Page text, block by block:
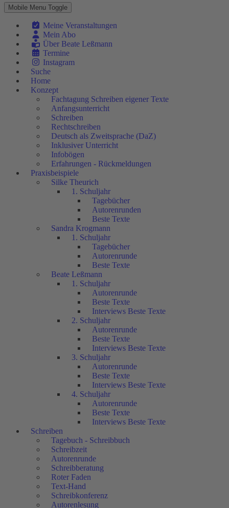
Mobile Menu Toggle
Meine Veranstaltungen
Mein Abo
Über Beate Leßmann
Termine
Instagram
Suche
Home
Konzept
Fachtagung Schreiben eigener Texte
Anfangsunterricht
Schreiben
Rechtschreiben
Deutsch als Zweitsprache (DaZ)
Inklusiver Unterricht
Infobögen
Erfahrungen - Rückmeldungen
Praxisbeispiele
Silke Theurich
1. Schuljahr
Tagebücher
Autorenrunden
Beste Texte
Sandra Krogmann
1. Schuljahr
Tagebücher
Autorenrunde
Beste Texte
Beate Leßmann
1. Schuljahr
Autorenrunde
Beste Texte
Interviews Beste Texte
2. Schuljahr
Autorenrunde
Beste Texte
Interviews Beste Texte
3. Schuljahr
Autorenrunde
Beste Texte
Interviews Beste Texte
4. Schuljahr
Autorenrunde
Beste Texte
Interviews Beste Texte
Schreiben
Tagebuch - Schreibbuch
Schreibzeit
Autorenrunde
Schreibberatung
Roter Faden
Text-Hand
Schreibkonferenz
Autorenlesung